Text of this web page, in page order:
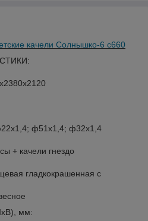
качели Солнышко-6 с660
ф51х1,4; ф32х1,4
+ качели гнездо
гладкокрашенная с
мм: